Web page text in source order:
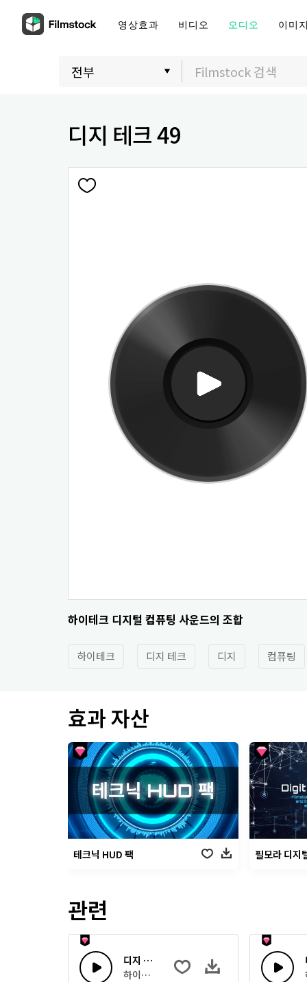
영상효과 비디오 오디오 이미
디지 테크 49
하이테크 디지털 컴퓨팅 사운드의 조합
하이테크 디지 테크 디지 컴퓨팅
효과 자산
테크닉 HUD 팩 필모라 디지
관련
디지 테크 54
하이테크 디지털 컴퓨팅 사운드의 조합